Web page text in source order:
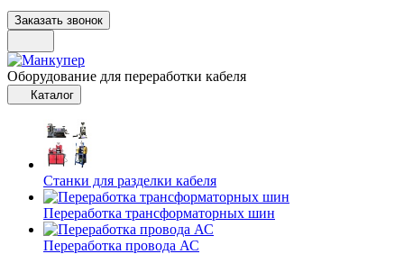
Заказать звонок
Оборудование для переработки кабеля
Каталог
Станки для разделки кабеля
Переработка трансформаторных шин
Переработка провода АС